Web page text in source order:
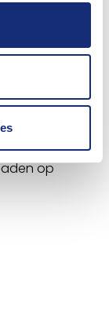
vast te
op